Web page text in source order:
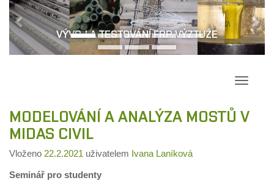
VÝVOJ A TESTOVÁNÍ FRP VÝZTUŽE
MODELOVÁNÍ A ANALÝZA MOSTŮ V
MIDAS CIVIL
Vloženo 22.2.2021 uživatelem Ivana Laníková
Seminář pro studenty